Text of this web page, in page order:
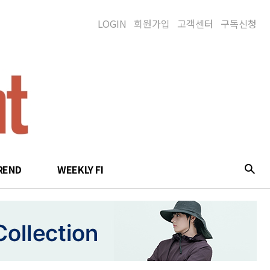
WEEKLY FI
LOGIN 회원가입 고객센터 구독신청